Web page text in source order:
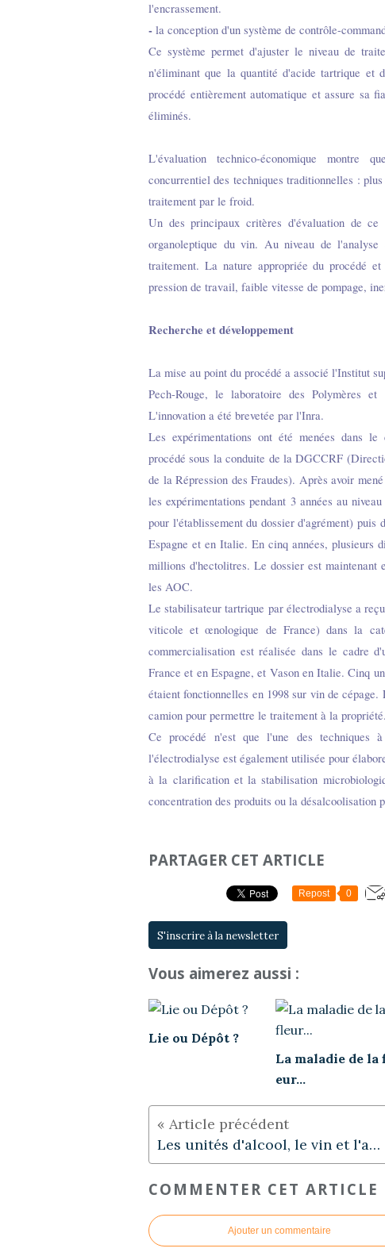
l'encrassement.
- la conception d'un système de contrôle-
Ce système permet d'ajuster le niveau de
n'éliminant que la quantité d'acide tartrique et
procédé entièrement automatique et assure sa
éliminés.
L'évaluation technico-économique montre
concurrentiel des techniques traditionnelles :
traitement par le froid.
Un des principaux critères d'évaluation de
organoleptique du vin. Au niveau de
traitement. La nature appropriée du procédé
pression de travail, faible vitesse de pompage,
Recherche et développement
La mise au point du procédé a associé l'Institut
Pech-Rouge, le laboratoire des Polymères
L'innovation a été brevetée par l'Inra.
Les expérimentations ont été menées dans le
procédé sous la conduite de la DGCCRF
de la Répression des Fraudes). Après avoir
les expérimentations pendant 3 années au
pour l'établissement du dossier d'agrément)
Espagne et en Italie. En cinq années, plusieurs
millions d'hectolitres. Le dossier est
les AOC.
Le stabilisateur tartrique par électrodialyse a
viticole et œnologique de France) dans la
commercialisation est réalisée dans le cadre
France et en Espagne, et Vason en Italie. Cinq
étaient fonctionnelles en 1998 sur vin de
camion pour permettre le traitement à la propriété.
Ce procédé n'est que l'une des techniques
l'électrodialyse est également utilisée pour
à la clarification et la stabilisation
concentration des produits ou la désalcoolisation
PARTAGER CET ARTICLE
Repost 0
S'inscrire à la newsletter
Vous aimerez aussi :
Lie ou Dépôt ?
La maladie de la
eur...
Les unités d'alcool, le vin et l'affichage...
COMMENTER CET ARTICLE
Ajouter un commentaire